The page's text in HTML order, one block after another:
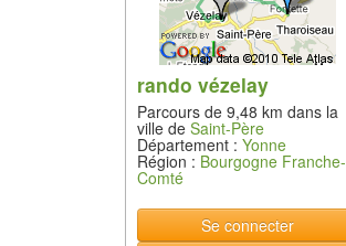
rando vézelay
Parcours de 9,48 km dans la
ville de Saint-Père
Département : Yonne
Région : Bourgogne Franche-
Comté
Se connecter